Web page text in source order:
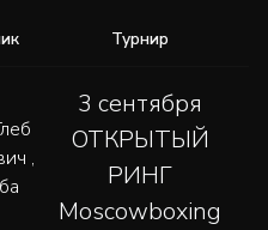
Турнир
,
3 сентября
ОТКРЫТЫЙ
РИНГ
Moscowboxing